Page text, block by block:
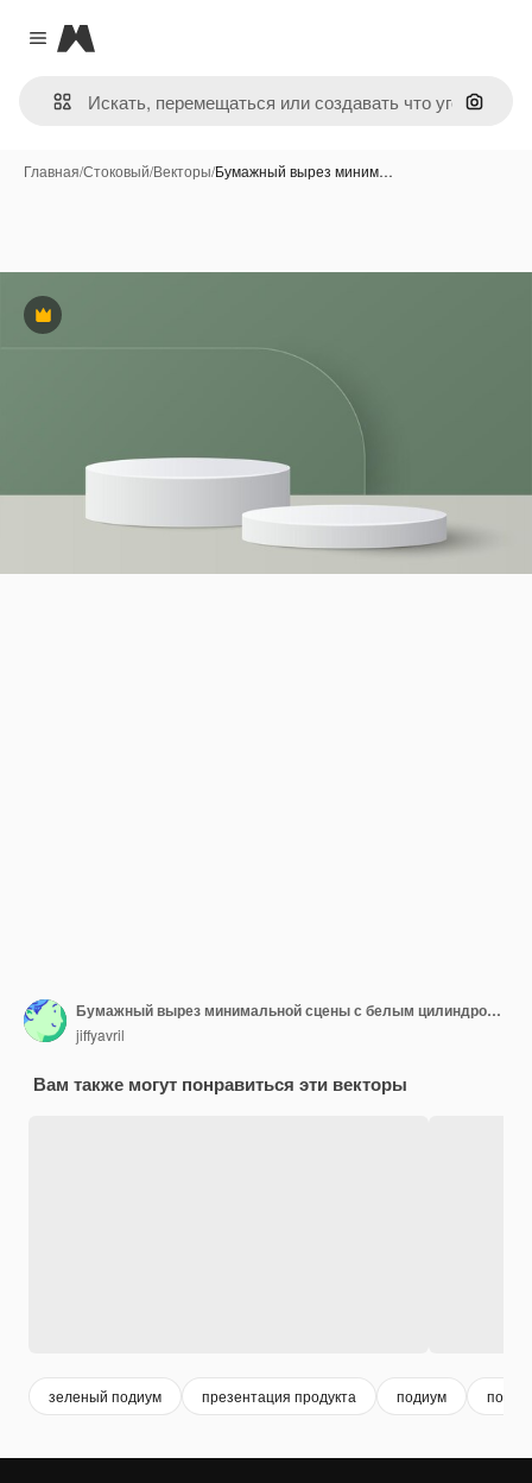
Close menu
Magnific
Поиск
Главная/Стоковый/Векторы/Бумажный вырез миним…
Премиум
Бумажный вырез минимальной сцены с белым цилиндровым подиумом на зеленом фоне Мокет презентации продукта шоу косметическая векторная иллюстрация
jiffyavril
Вам также могут понравиться эти векторы
зеленый подиум презентация продукта подиум